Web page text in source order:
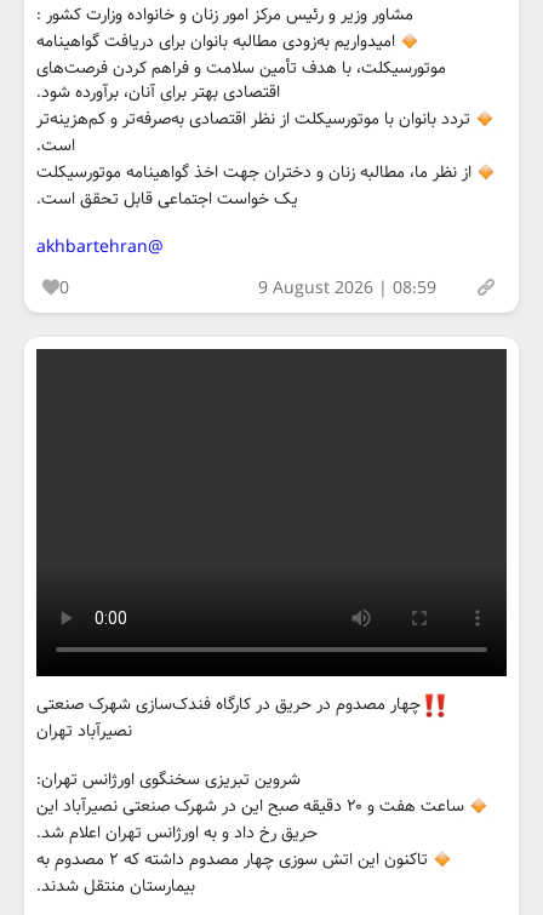
مشاور وزیر و رئیس مرکز امور زنان و خانواده وزارت کشور :
امیدواریم به‌زودی مطالبه بانوان برای دریافت گواهینامه
موتورسیکلت، با هدف تأمین سلامت و فراهم کردن فرصت‌های
اقتصادی بهتر برای آنان، برآورده شود.
تردد بانوان با موتورسیکلت از نظر اقتصادی به‌صرفه‌تر و کم‌هزینه‌تر
است.
از نظر ما، مطالبه زنان و دختران جهت اخذ گواهینامه موتورسیکلت
یک خواست اجتماعی قابل تحقق است.
@akhbartehran
0
9 August 2026 | 08:59
چهار مصدوم در حریق در کارگاه فندک‌سازی شهرک صنعتی
نصیرآباد تهران
شروین تبریزی سخنگوی اورژانس تهران:
ساعت هفت و ۲۰ دقیقه صبح این در شهرک صنعتی نصیرآباد این
حریق رخ داد و به اورژانس تهران اعلام شد.
تاکنون این اتش سوزی چهار مصدوم داشته که ۲ مصدوم به
بیمارستان منتقل شدند.